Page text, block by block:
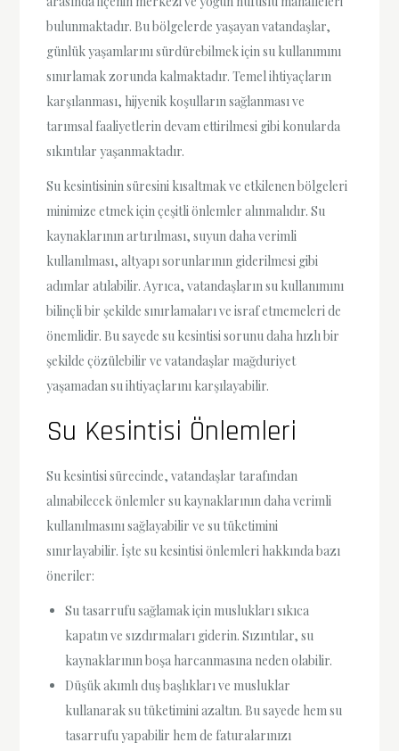
bulunmaktadır. Bu bölgelerde yaşayan vatandaşlar,
günlük yaşamlarını sürdürebilmek için su kullanımını
sınırlamak zorunda kalmaktadır. Temel ihtiyaçların
karşılanması, hijyenik koşulların sağlanması ve
tarımsal faaliyetlerin devam ettirilmesi gibi konularda
sıkıntılar yaşanmaktadır.
Su kesintisinin süresini kısaltmak ve etkilenen bölgeleri
minimize etmek için çeşitli önlemler alınmalıdır. Su
kaynaklarının artırılması, suyun daha verimli
kullanılması, altyapı sorunlarının giderilmesi gibi
adımlar atılabilir. Ayrıca, vatandaşların su kullanımını
bilinçli bir şekilde sınırlamaları ve israf etmemeleri de
önemlidir. Bu sayede su kesintisi sorunu daha hızlı bir
şekilde çözülebilir ve vatandaşlar mağduriyet
yaşamadan su ihtiyaçlarını karşılayabilir.
Su Kesintisi Önlemleri
Su kesintisi sürecinde, vatandaşlar tarafından
alınabilecek önlemler su kaynaklarının daha verimli
kullanılmasını sağlayabilir ve su tüketimini
sınırlayabilir. İşte su kesintisi önlemleri hakkında bazı
öneriler:
Su tasarrufu sağlamak için muslukları sıkıca
kapatın ve sızdırmaları giderin. Sızıntılar, su
kaynaklarının boşa harcanmasına neden olabilir.
Düşük akımlı duş başlıkları ve musluklar
kullanarak su tüketimini azaltın. Bu sayede hem su
tasarrufu yapabilir hem de faturalarınızı